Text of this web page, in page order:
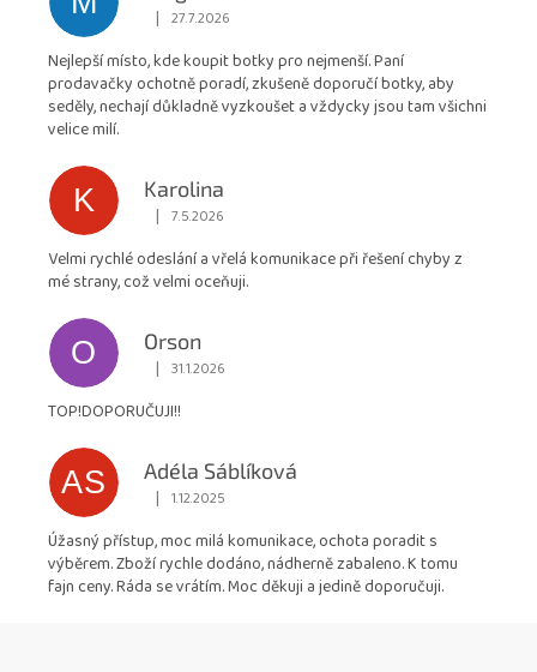
obchodu
4,9
z
Hodnocení obchodu je 5 z 5 hvězdiček.
| 27.7.2026
Nejlepší místo, kde koupit botky pro nejmenší. Paní
prodavačky ochotně poradí, zkušeně doporučí botky, aby
seděly, nechají důkladně vyzkoušet a vždycky jsou tam všichni
velice milí.
K
Karolina
Hodnocení obchodu je 5 z 5 hvězdiček.
| 7.5.2026
Velmi rychlé odeslání a vřelá komunikace při řešení chyby z
mé strany, což velmi oceňuji.
O
Orson
Hodnocení obchodu je 5 z 5 hvězdiček.
| 31.1.2026
TOP!DOPORUČUJI!!
AS
Adéla Sáblíková
Hodnocení obchodu je 5 z 5 hvězdiček.
| 1.12.2025
Úžasný přístup, moc milá komunikace, ochota poradit s
výběrem. Zboží rychle dodáno, nádherně zabaleno. K tomu
fajn ceny. Ráda se vrátím. Moc děkuji a jedině doporučuji.